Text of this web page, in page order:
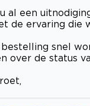
al een
de ervaring die
snel
over de status